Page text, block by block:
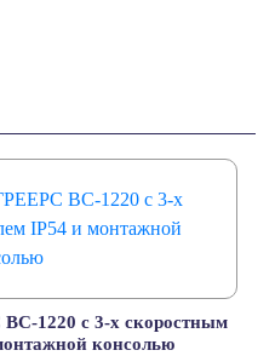
1220 с 3-х скоростным
консолью